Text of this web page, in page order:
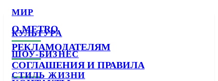
МИР
КУЛЬТУРА
ШОУ-БИЗНЕС
СТИЛЬ ЖИЗНИ
О METRO
РЕКЛАМОДАТЕЛЯМ
СОГЛАШЕНИЯ И ПРАВИЛА